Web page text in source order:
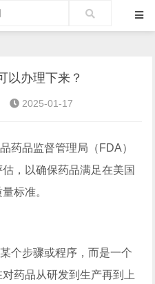
以办理下来？
2025-01-17
药品监督管理局（FDA）
，以确保药品满足在美国
标准。
个步骤或程序，而是一个
药品从研发到生产再到上